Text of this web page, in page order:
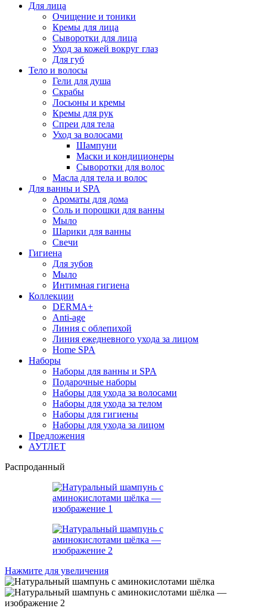
Для лица
Очищение и тоники
Кремы для лица
Сыворотки для лица
Уход за кожей вокруг глаз
Для губ
Тело и волосы
Гели для душа
Скрабы
Лосьоны и кремы
Кремы для рук
Спреи для тела
Уход за волосами
Шампуни
Маски и кондиционеры
Сыворотки для волос
Масла для тела и волос
Для ванны и SPA
Ароматы для дома
Соль и порошки для ванны
Мыло
Шарики для ванны
Свечи
Гигиена
Для зубов
Мыло
Интимная гигиена
Коллекции
DERMA+
Anti-age
Линия с облепихой
Линия ежедневного ухода за лицом
Home SPA
Наборы
Наборы для ванны и SPA
Подарочные наборы
Наборы для ухода за волосами
Наборы для ухода за телом
Наборы для гигиены
Наборы для ухода за лицом
Предложения
АУТЛЕТ
Распроданный
Нажмите для увеличения